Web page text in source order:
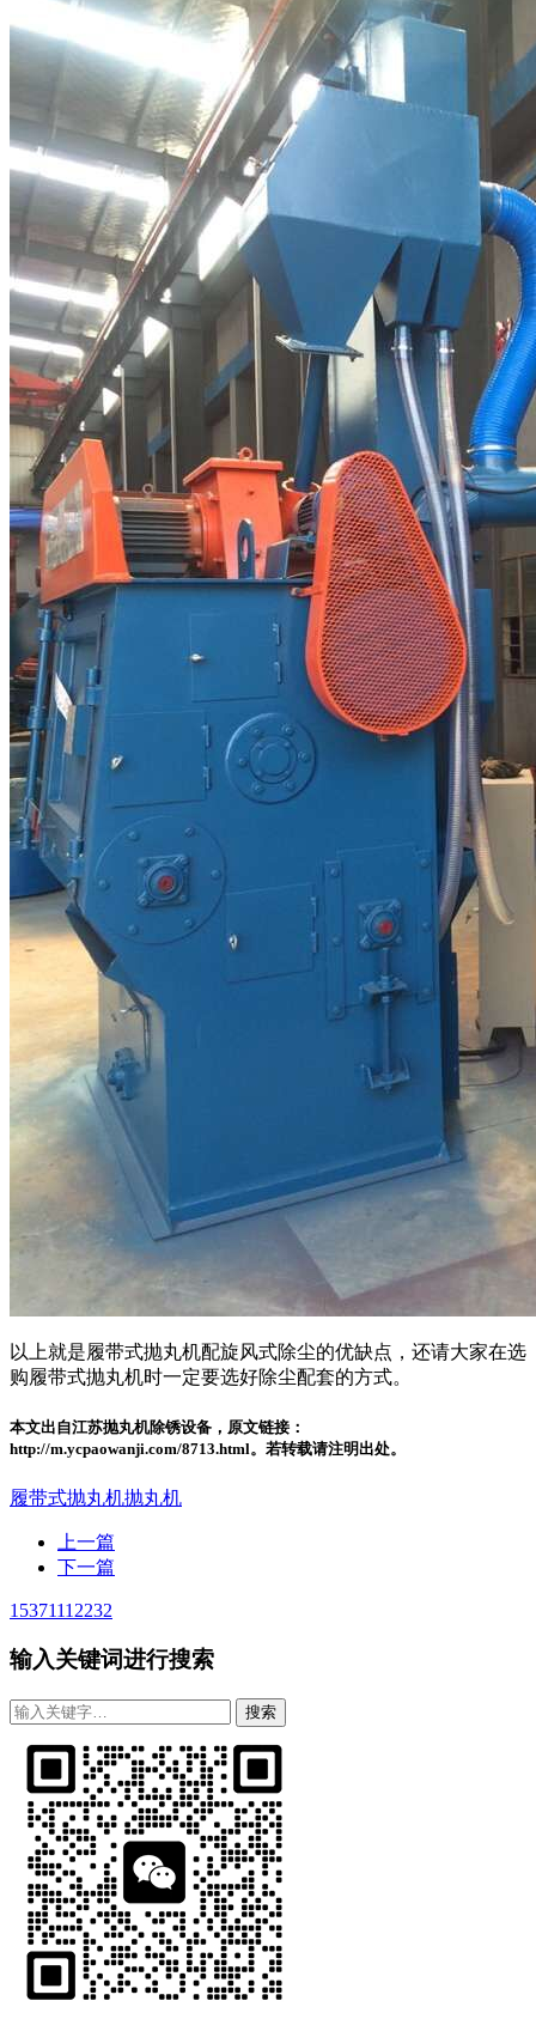
以上就是履带式抛丸机配旋风式除尘的优缺点，还请大家在选
购履带式抛丸机时一定要选好除尘配套的方式。
本文出自江苏抛丸机除锈设备，原文链接：
http://m.ycpaowanji.com/8713.html。若转载请注明出处。
履带式抛丸机抛丸机
上一篇
下一篇
15371112232
输入关键词进行搜索